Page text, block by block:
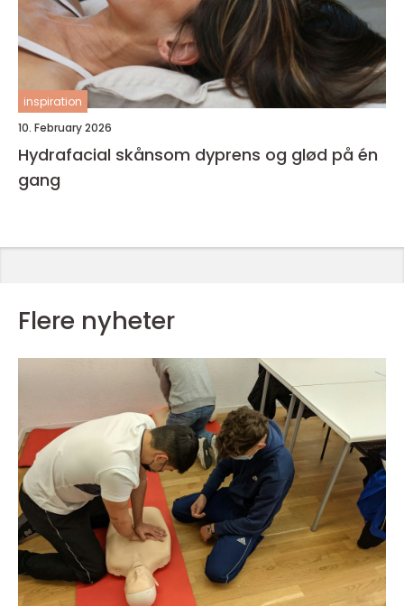
inspiration
10. February 2026
Hydrafacial skånsom dyprens og glød på én
gang
Flere nyheter